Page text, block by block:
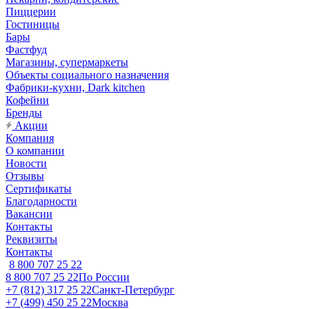
Пиццерии
Гостиницы
Бары
Фастфуд
Магазины, супермаркеты
Объекты социального назначения
Фабрики-кухни, Dark kitchen
Кофейни
Бренды
Акции
Компания
О компании
Новости
Отзывы
Сертификаты
Благодарности
Вакансии
Контакты
Реквизиты
Контакты
8 800 707 25 22
8 800 707 25 22По России
+7 (812) 317 25 22Санкт-Петербург
+7 (499) 450 25 22Москва